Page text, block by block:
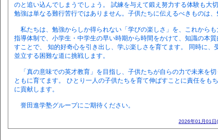
のと追い込んでしまうでしょう。 試練を与えて鍛え努力する体験も大
勉強は単なる難行苦行ではありません。子供たちに伝えるべきものは
私たちは、勉強からしか得られない「学びの楽しさ」を、これから
指導体制で、小学生・中学生の早い時期から時間をかけて、知識の本
すことで、 知的好奇心を引き出し、学ぶ楽しさを育てます。 同時に、
並立する困難な道に挑戦します。
「真の意味での英才教育」を目指し、子供たちが自らの力で未来を
ともに育てます。 ひとり一人の子供たちを育て伸ばすことに責任をも
に貢献します。
誉田進学塾グループにご期待ください。
2026年01月01日